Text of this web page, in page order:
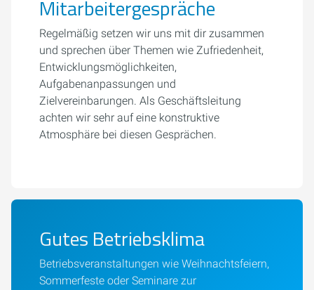
Mitarbeitergespräche
Regelmäßig setzen wir uns mit dir zusammen
und sprechen über Themen wie Zufriedenheit,
Entwicklungsmöglichkeiten,
Aufgabenanpassungen und
Zielvereinbarungen. Als Geschäftsleitung
achten wir sehr auf eine konstruktive
Atmosphäre bei diesen Gesprächen.
Gutes Betriebsklima
Betriebsveranstaltungen wie Weihnachtsfeiern,
Sommerfeste oder Seminare zur